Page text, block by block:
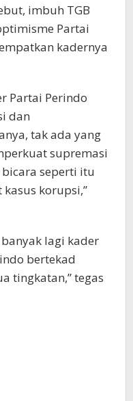
imbuh TGB
Partai
kadernya
Partai Perindo
dan
tak ada yang
supremasi
seperti itu
korupsi,”
lagi kader
bertekad
tingkatan,” tegas